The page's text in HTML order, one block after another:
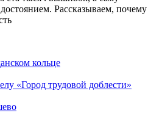
Рассказываем, почему
кольце
«Город трудовой доблести»